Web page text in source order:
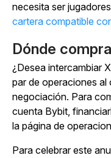
necesita ser
cartera compatible
Dónde
¿Desea intercambiar
par de operaciones
negociación. Para
cuenta Bybit,
la página de
Para celebrar este